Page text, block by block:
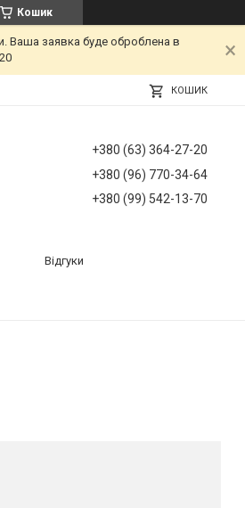
Кошик
Ваша заявка буде оброблена в
КОШИК
+380 (63) 364-27-20
+380 (96) 770-34-64
+380 (99) 542-13-70
Відгуки